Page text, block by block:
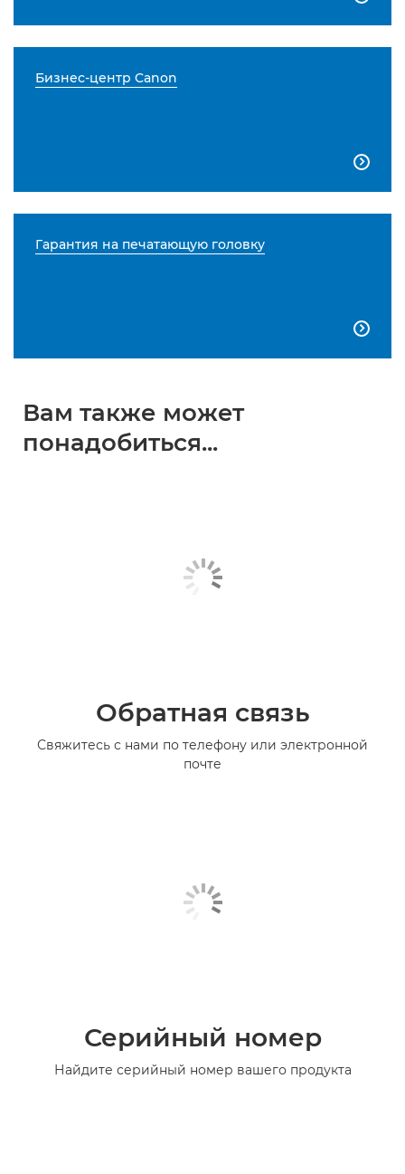
Бизнес-центр Canon

Гарантия на печатающую головку

Вам также может
понадобиться...
Обратная связь
Свяжитесь с нами по телефону или электронной
почте
Серийный номер
Найдите серийный номер вашего продукта